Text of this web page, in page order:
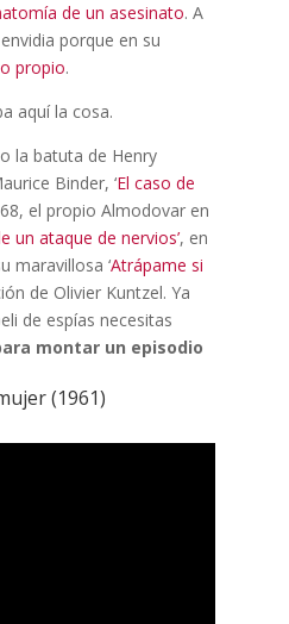
de un asesinato. A
porque en su
propio.
aquí la cosa.
la batuta de Henry
Binder, ‘El caso de
el propio Almodovar en
un ataque de nervios’, en
maravillosa ‘Atrápame si
de Olivier Kuntzel. Ya
de espías necesitas
montar un episodio
(1961)